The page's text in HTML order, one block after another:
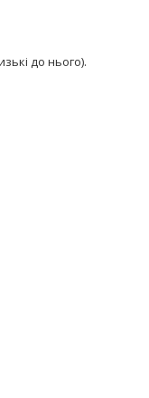
до нього).